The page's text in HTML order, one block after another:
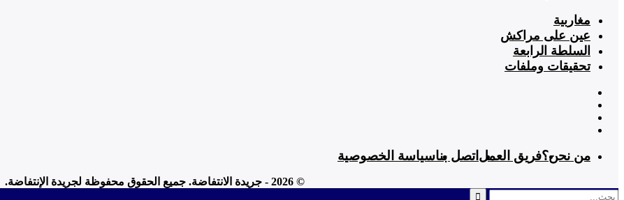
مغاربية
عين على مراكش
السلطة الرابعة
تحقيقات وملفات
من نحن؟فريق العمل اتصل بناسياسة الخصوصية
© 2026 - جريدة الانتفاضة. جميع الحقوق محفوظة لجريدة الإنتفاضة.